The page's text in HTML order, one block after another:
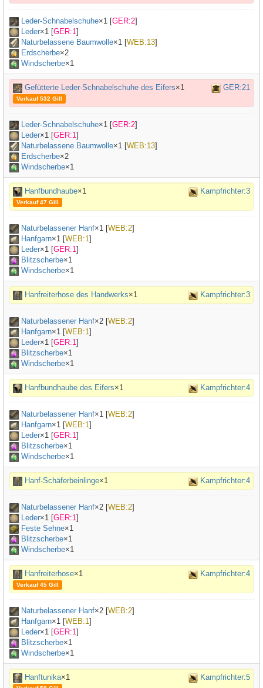
Leder-Schnabelschuhe×1 [GER:2]
Leder×1 [GER:1]
Naturbelassene Baumwolle×1 [WEB:13]
Erdscherbe×2
Windscherbe×1
Gefütterte Leder-Schnabelschuhe des Eifers×1 GER:21
Verkauf 532 Gill
Leder-Schnabelschuhe×1 [GER:2]
Leder×1 [GER:1]
Naturbelassene Baumwolle×1 [WEB:13]
Erdscherbe×2
Windscherbe×1
Hanfbundhaube×1 Kampfrichter:3
Verkauf 47 Gill
Naturbelassener Hanf×1 [WEB:2]
Hanfgarn×1 [WEB:1]
Leder×1 [GER:1]
Blitzscherbe×1
Windscherbe×1
Hanfreiterhose des Handwerks×1 Kampfrichter:3
Naturbelassener Hanf×2 [WEB:2]
Hanfgarn×1 [WEB:1]
Leder×1 [GER:1]
Blitzscherbe×1
Windscherbe×1
Hanfbundhaube des Eifers×1 Kampfrichter:4
Naturbelassener Hanf×1 [WEB:2]
Hanfgarn×1 [WEB:1]
Leder×1 [GER:1]
Blitzscherbe×1
Windscherbe×1
Hanf-Schäferbeinlinge×1 Kampfrichter:4
Naturbelassener Hanf×2 [WEB:2]
Leder×1 [GER:1]
Feste Sehne×1
Blitzscherbe×1
Windscherbe×1
Hanfreiterhose×1 Kampfrichter:4
Verkauf 45 Gill
Naturbelassener Hanf×2 [WEB:2]
Hanfgarn×1 [WEB:1]
Leder×1 [GER:1]
Blitzscherbe×1
Windscherbe×1
Hanftunika×1 Kampfrichter:5